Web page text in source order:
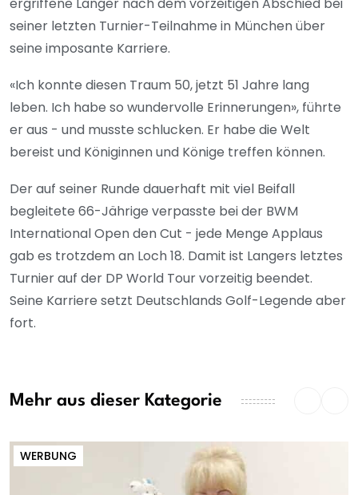
seiner letzten Turnier-Teilnahme in München über
seine imposante Karriere.
«Ich konnte diesen Traum 50, jetzt 51 Jahre lang
leben. Ich habe so wundervolle Erinnerungen», führte
er aus - und musste schlucken. Er habe die Welt
bereist und Königinnen und Könige treffen können.
Der auf seiner Runde dauerhaft mit viel Beifall
begleitete 66-Jährige verpasste bei der BWM
International Open den Cut - jede Menge Applaus
gab es trotzdem an Loch 18. Damit ist Langers letztes
Turnier auf der DP World Tour vorzeitig beendet.
Seine Karriere setzt Deutschlands Golf-Legende aber
fort.
Mehr aus dieser Kategorie
WERBUNG